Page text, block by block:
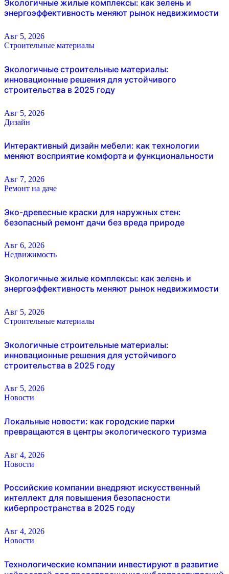
Экологичные жилые комплексы: как зелень и
энергоэффективность меняют рынок недвижимости
Авг 5, 2026
Строительные материалы
Экологичные строительные материалы:
инновационные решения для устойчивого
строительства в 2025 году
Авг 5, 2026
Дизайн
Интерактивный дизайн мебели: как технологии
меняют восприятие комфорта и функциональности
Авг 7, 2026
Ремонт на даче
Эко-древесные краски для наружных стен:
безопасный ремонт дачи без вреда природе
Авг 6, 2026
Недвижимость
Экологичные жилые комплексы: как зелень и
энергоэффективность меняют рынок недвижимости
Авг 5, 2026
Строительные материалы
Экологичные строительные материалы:
инновационные решения для устойчивого
строительства в 2025 году
Авг 5, 2026
Новости
Локальные новости: как городские парки
превращаются в центры экологического туризма
Авг 4, 2026
Новости
Российские компании внедряют искусственный
интеллект для повышения безопасности
киберпространства в 2025 году
Авг 4, 2026
Новости
Технологические компании инвестируют в развитие